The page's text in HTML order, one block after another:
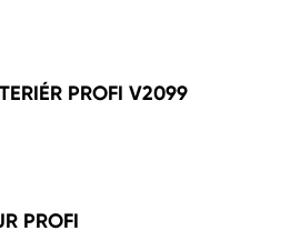
PROFI V2099
PROFI